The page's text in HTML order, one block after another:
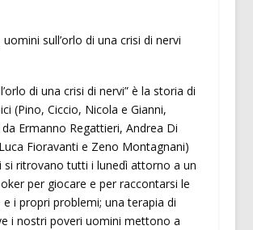
di una crisi di nervi” è la storia di
(Pino, Ciccio, Nicola e Gianni,
Ermanno Regattieri, Andrea Di
Fioravanti e Zeno Montagnani)
si ritrovano tutti i lunedì attorno a un
per giocare e per raccontarsi le
i propri problemi; una terapia di
i nostri poveri uomini mettono a